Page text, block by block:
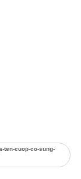
ten-cuop-co-sung-